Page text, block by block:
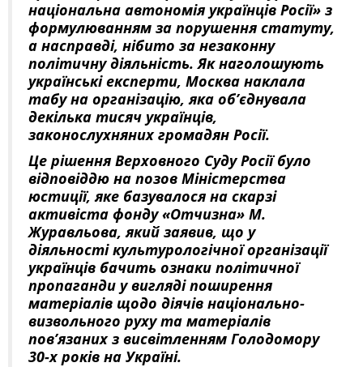
національна автономія українців Росії» з
формулюванням за порушення статуту,
а насправді, нібито за незаконну
політичну діяльність. Як наголошують
українські експерти, Москва наклала
табу на організацію, яка об’єднувала
декілька тисяч українців,
законослухняних громадян Росії.
Це рішення Верховного Суду Росії було
відповіддю на позов Міністерства
юстиції, яке базувалося на скарзі
активіста фонду «Отчизна» М.
Журавльова, який заявив, що у
діяльності культурологічної організації
українців бачить ознаки політичної
пропаганди у вигляді поширення
матеріалів щодо діячів національно-
визвольного руху та матеріалів
пов’язаних з висвітленням Голодомору
30-х років на Україні.